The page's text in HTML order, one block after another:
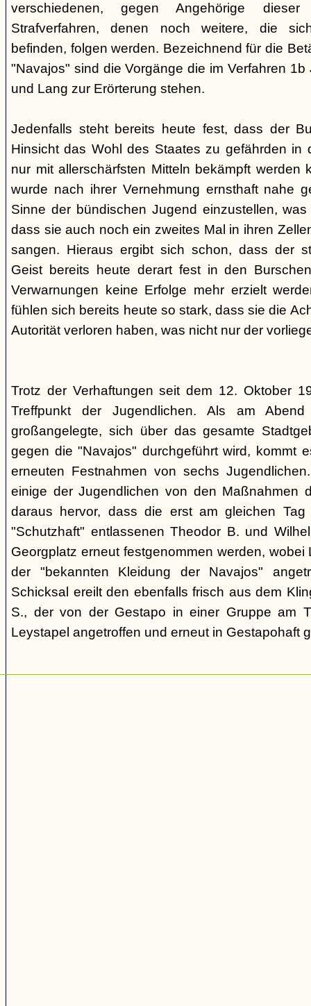
verschiedenen, gegen Angehörige dieser
Strafverfahren, denen noch weitere, die
befinden, folgen werden. Bezeichnend für die
"Navajos" sind die Vorgänge die im Verfahren
und Lang zur Erörterung stehen.
Jedenfalls steht bereits heute fest, dass der
Hinsicht das Wohl des Staates zu gefährden in
nur mit allerschärfsten Mitteln bekämpft werden
wurde nach ihrer Vernehmung ernsthaft nahe
Sinne der bündischen Jugend einzustellen,
dass sie auch noch ein zweites Mal in ihren
sangen. Hieraus ergibt sich schon, dass der
Geist bereits heute derart fest in den
Verwarnungen keine Erfolge mehr erzielt
fühlen sich bereits heute so stark, dass sie die
Autorität verloren haben, was nicht nur der
Trotz der Verhaftungen seit dem 12. Oktober
Treffpunkt der Jugendlichen. Als am
großangelegte, sich über das gesamte
gegen die "Navajos" durchgeführt wird, kommt
erneuten Festnahmen von sechs
einige der Jugendlichen von den Maßnahmen
daraus hervor, dass die erst am gleichen Tag
"Schutzhaft" entlassenen Theodor B. und
Georgplatz erneut festgenommen werden, wobei
der "bekannten Kleidung der Navajos"
Schicksal ereilt den ebenfalls frisch aus dem
S., der von der Gestapo in einer Gruppe am
Leystapel angetroffen und erneut in Gestapohaft